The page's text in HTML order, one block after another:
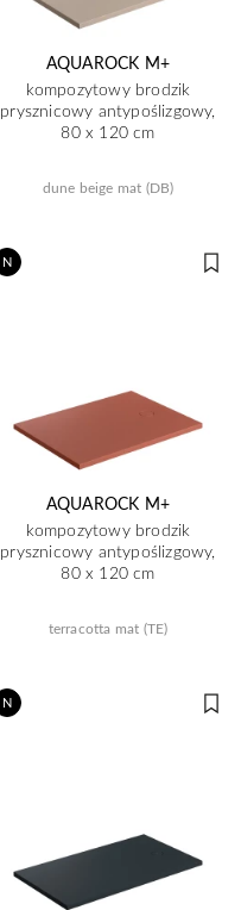
AQUAROCK M+
kompozytowy brodzik
prysznicowy antypoślizgowy,
80 x 120 cm
dune beige mat (DB)
N
AQUAROCK M+
kompozytowy brodzik
prysznicowy antypoślizgowy,
80 x 120 cm
terracotta mat (TE)
N